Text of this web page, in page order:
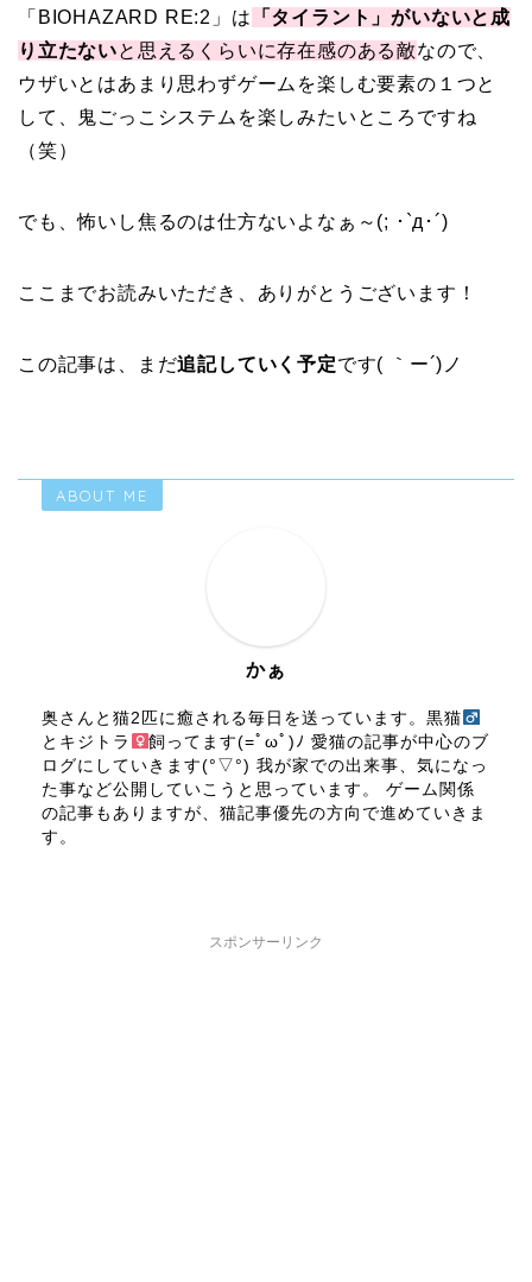
「BIOHAZARD RE:2」は 「タイラント」がいないと成
り立たないと思えるくらいに存在感のある敵なので、
ウザいとはあまり思わずゲームを楽しむ要素の１つと
して、鬼ごっこシステムを楽しみたいところですね
（笑）
でも、怖いし焦るのは仕方ないよなぁ～(; ･`д･´)
ここまでお読みいただき、ありがとうございます！
この記事は、まだ追記していく予定です( ｀ー´)ノ
ABOUT ME
かぁ
奥さんと猫2匹に癒される毎日を送っています。黒猫
とキジトラ
飼ってます(=ﾟωﾟ)ﾉ 愛猫の記事が中心のブ
ログにしていきます(°▽°) 我が家での出来事、気になっ
た事など公開していこうと思っています。 ゲーム関係
の記事もありますが、猫記事優先の方向で進めていきま
す。
スポンサーリンク